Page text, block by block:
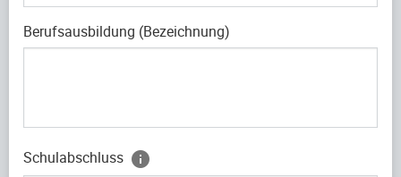
Berufsausbildung (Bezeichnung)
Schulabschluss